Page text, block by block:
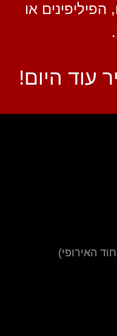
הפיליפינים או
עוד היום!